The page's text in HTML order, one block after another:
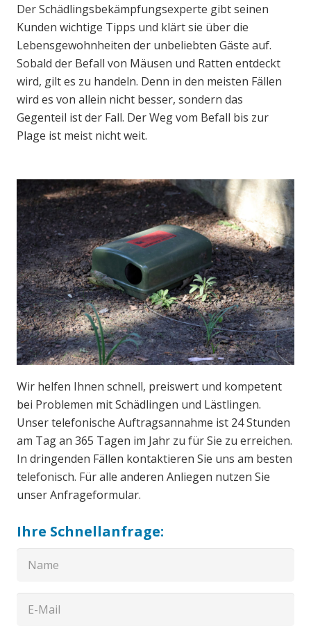
Der Schädlingsbekämpfungsexperte gibt seinen
Kunden wichtige Tipps und klärt sie über die
Lebensgewohnheiten der unbeliebten Gäste auf.
Sobald der Befall von Mäusen und Ratten entdeckt
wird, gilt es zu handeln. Denn in den meisten Fällen
wird es von allein nicht besser, sondern das
Gegenteil ist der Fall. Der Weg vom Befall bis zur
Plage ist meist nicht weit.
Wir helfen Ihnen schnell, preiswert und kompetent
bei Problemen mit Schädlingen und Lästlingen.
Unser telefonische Auftragsannahme ist 24 Stunden
am Tag an 365 Tagen im Jahr zu für Sie zu erreichen.
In dringenden Fällen kontaktieren Sie uns am besten
telefonisch. Für alle anderen Anliegen nutzen Sie
unser Anfrageformular.
Ihre Schnellanfrage: